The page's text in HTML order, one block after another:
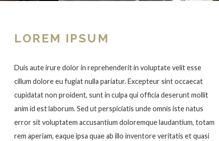
LOREM IPSUM
Duis aute irure dolor in reprehenderit in voluptate velit esse
cillum dolore eu fugiat nulla pariatur. Excepteur sint occaecat
cupidatat non proident, sunt in culpa qui officia deserunt mollit
anim id est laborum. Sed ut perspiciatis unde omnis iste natus
error sit voluptatem accusantium doloremque laudantium, totam
rem aperiam, eaque ipsa quae ab illo inventore veritatis et quasi